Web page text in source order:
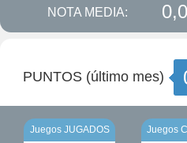
NOTA MEDIA:
PUNTOS (último mes)
Juegos JUGADOS Juegos